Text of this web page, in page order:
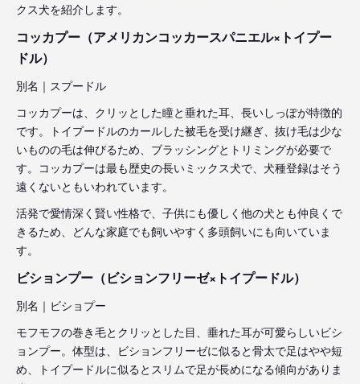
クス犬を紹介します。
コッカプー（アメリカンコッカースパニエル×トイプー
ドル）
別名｜スプードル
コッカプーは、クリッとした瞳と垂れた耳、長いしっぽが特徴的
です。トイプードルのカールした被毛を受け継ぎ、抜け毛は少な
いものの毛は伸びるため、ブラッシングとトリミングが必要で
す。コッカプーは最も歴史の長いミックス犬で、犬種登録はそう
遠くないともいわれています。
活発で愛情深く賢い性格で、子供にも優しく他の犬とも仲良くで
きるため、どんな家庭でも飼いやすく多頭飼いにも向いていま
す。
ビションプー（ビションフリーゼ×トイプードル）
別名｜ビショプー
モフモフの巻き毛とクリッとした目、垂れた耳が可愛らしいビシ
ョンプー。体型は、ビションフリーゼに似ると骨太で足はやや短
め、トイプードルに似るとスリムで足が長めになる傾向がありま